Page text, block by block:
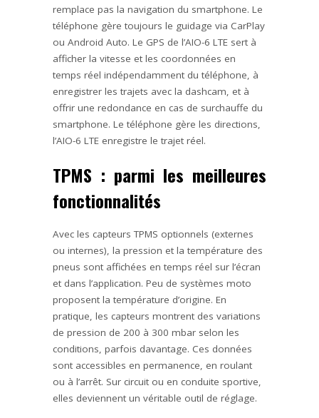
remplace pas la navigation du smartphone. Le
téléphone gère toujours le guidage via CarPlay
ou Android Auto. Le GPS de l’AIO-6 LTE sert à
afficher la vitesse et les coordonnées en
temps réel indépendamment du téléphone, à
enregistrer les trajets avec la dashcam, et à
offrir une redondance en cas de surchauffe du
smartphone. Le téléphone gère les directions,
l’AIO-6 LTE enregistre le trajet réel.
TPMS : parmi les meilleures
fonctionnalités
Avec les capteurs TPMS optionnels (externes
ou internes), la pression et la température des
pneus sont affichées en temps réel sur l’écran
et dans l’application. Peu de systèmes moto
proposent la température d’origine. En
pratique, les capteurs montrent des variations
de pression de 200 à 300 mbar selon les
conditions, parfois davantage. Ces données
sont accessibles en permanence, en roulant
ou à l’arrêt. Sur circuit ou en conduite sportive,
elles deviennent un véritable outil de réglage.